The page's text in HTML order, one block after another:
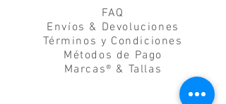
FAQ
Envíos & Devoluciones
Términos y Condiciones
Métodos de Pago
Marcas® & Tallas